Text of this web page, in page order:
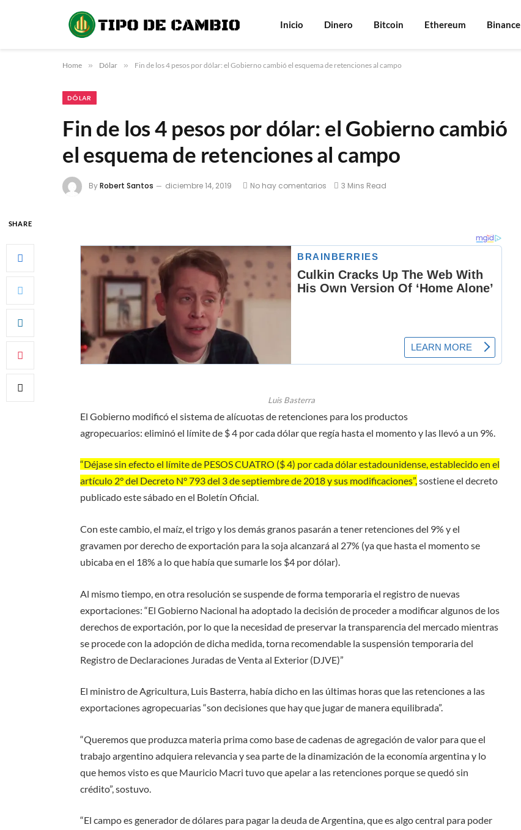
Inicio Dinero Bitcoin Ethereum Binance
Home » Dólar » Fin de los 4 pesos por dólar: el Gobierno cambió el esquema de retenciones al campo
DÓLAR
Fin de los 4 pesos por dólar: el Gobierno cambió
el esquema de retenciones al campo
ByRobert Santos diciembre 14, 2019 No hay comentarios 3 Mins Read
SHARE
Luis Basterra
El Gobierno modificó el sistema de alícuotas de retenciones para los productos
agropecuarios: eliminó el límite de $ 4 por cada dólar que regía hasta el momento y las llevó a un 9%.
“Déjase sin efecto el límite de PESOS CUATRO ($ 4) por cada dólar estadounidense, establecido en el
artículo 2° del Decreto N° 793 del 3 de septiembre de 2018 y sus modificaciones”,sostiene el decreto
publicado este sábado en el Boletín Oficial.
Con este cambio, el maíz, el trigo y los demás granos pasarán a tener retenciones del 9% y el
gravamen por derecho de exportación para la soja alcanzará al 27% (ya que hasta el momento se
ubicaba en el 18% a lo que había que sumarle los $4 por dólar).
Al mismo tiempo, en otra resolución se suspende de forma temporaria el registro de nuevas
exportaciones: “El Gobierno Nacional ha adoptado la decisión de proceder a modificar algunos de los
derechos de exportación, por lo que la necesidad de preservar la transparencia del mercado mientras
se procede con la adopción de dicha medida, torna recomendable la suspensión temporaria del
Registro de Declaraciones Juradas de Venta al Exterior (DJVE)”
El ministro de Agricultura, Luis Basterra, había dicho en las últimas horas que las retenciones a las
exportaciones agropecuarias “son decisiones que hay que jugar de manera equilibrada”.
“Queremos que produzca materia prima como base de cadenas de agregación de valor para que el
trabajo argentino adquiera relevancia y sea parte de la dinamización de la economía argentina y lo
que hemos visto es que Mauricio Macri tuvo que apelar a las retenciones porque se quedó sin
crédito”, sostuvo.
“El campo es generador de dólares para pagar la deuda de Argentina, que es algo central para poder